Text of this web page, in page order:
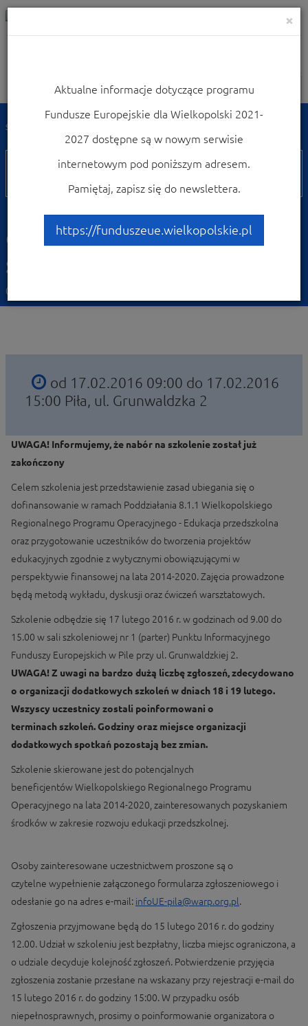
Nawigacja
Strona główna
17
lutego
Fundusze Europejskie na
edukację przedszkolną -
szkolenie w Pile
02.02.2016 14:01
od 17.02.2016 09:00 do 17.02.2016
15:00 Piła, ul. Grunwaldzka 2
UWAGA! Informujemy, że nabór na szkolenie został już
zakończony
Celem szkolenia jest przedstawienie zasad ubiegania się o
dofinansowanie w ramach Poddziałania 8.1.1 Wielkopolskiego
Regionalnego Programu Operacyjnego - Edukacja przedszkolna
oraz przygotowanie uczestników do tworzenia projektów
edukacyjnych zgodnie z wytycznymi obowiązującymi w
perspektywie finansowej na lata 2014-2020. Zajęcia prowadzone
będą metodą wykładu, dyskusji oraz ćwiczeń warsztatowych.
Szkolenie odbędzie się 17 lutego 2016 r. w godzinach od 9.00 do
15.00 w sali szkoleniowej nr 1 (parter) Punktu Informacyjnego
Funduszy Europejskich w Pile przy ul. Grunwaldzkiej 2.
UWAGA!Z uwagi na bardzo dużą liczbę zgłoszeń, zdecydowano
o organizacji dodatkowych szkoleń w dniach 18 i 19 lutego.
Wszyscy uczestnicy zostali poinformowani o
terminach szkoleń. Godziny oraz miejsce organizacji
dodatkowych spotkań pozostają bez zmian.
Szkolenie skierowane jest do potencjalnych
beneficjentów Wielkopolskiego Regionalnego Programu
Operacyjnego na lata 2014-2020, zainteresowanych pozyskaniem
środków w zakresie rozwoju edukacji przedszkolnej.
Osoby zainteresowane uczestnictwem proszone są o
czytelne wypełnienie załączonego formularza zgłoszeniowego i
odesłanie go na adres e-mail: infoUE-pila@warp.org.pl.
Zgłoszenia przyjmowane będą do 15 lutego 2016 r. do godziny
12.00. Udział w szkoleniu jest bezpłatny, liczba miejsc ograniczona, a
o udziale decyduje kolejność zgłoszeń. Potwierdzenie przyjęcia
zgłoszenia zostanie przesłane na wskazany przy rejestracji e-mail do
15 lutego 2016 r. do godziny 15:00. W przypadku osób
niepełnosprawnych, prosimy o poinformowanie organizatora o
×
Aktualne informacje dotyczące programu
Fundusze Europejskie dla Wielkopolski 2021-
2027 dostępne są w nowym serwisie
internetowym pod poniższym adresem.
Pamiętaj, zapisz się do newslettera.
https://funduszeue.wielkopolskie.pl